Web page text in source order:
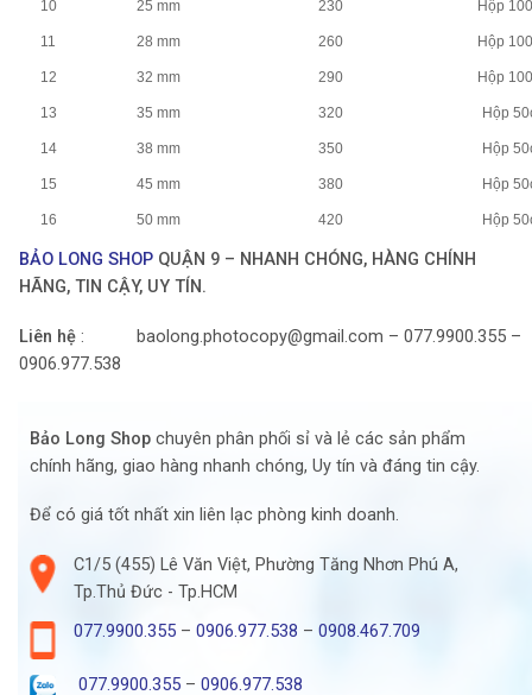
10 25 mm 230 Hộp
11 28 mm 260 Hộp
12 32 mm 290 Hộp
13 35 mm 320 Hộp
14 38 mm 350 Hộp
15 45 mm 380 Hộp
16 50 mm 420 Hộp
BẢO LONG SHOP QUẬN 9 – NHANH CHÓNG, HÀNG CHÍNH
HÃNG, TIN CẬY, UY TÍN.
Liên hệ : baolong.photocopy@gmail.com – 077.9900.355 –
0906.977.538
Bảo Long Shop chuyên phân phối sỉ và lẻ các sản phẩm
chính hãng, giao hàng nhanh chóng, Uy tín và đáng tin cậy.
Để có giá tốt nhất xin liên lạc phòng kinh doanh.
C1/5 (455) Lê Văn Việt, Phường Tăng Nhơn Phú A,
Tp.Thủ Đức - Tp.HCM
077.9900.355– 0906.977.538 – 0908.467.709
077.9900.355– 0906.977.538